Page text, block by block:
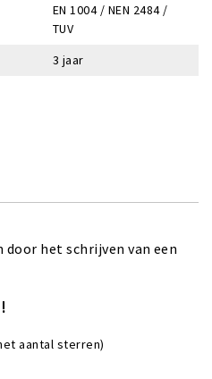
EN 1004 / NEN 2484 /
TUV
3 jaar
het schrijven van een
aantal sterren)